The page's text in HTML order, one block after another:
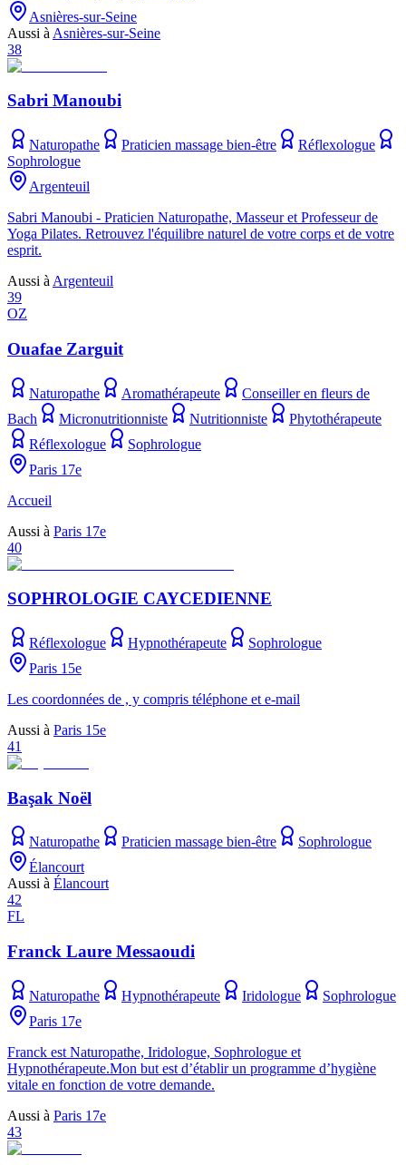
Asnières-sur-Seine
Aussi à Asnières-sur-Seine
38
Sabri Manoubi
Naturopathe Praticien massage bien-être
Réflexologue
Sophrologue
Argenteuil
Sabri Manoubi - Praticien Naturopathe, Masseur et Professeur de
Yoga Pilates. Retrouvez l'équilibre naturel de votre corps et de votre
esprit.
Aussi à Argenteuil
39
OZ
Ouafae Zarguit
Naturopathe Aromathérapeute
Conseiller en fleurs de
Bach
Micronutritionniste Nutritionniste
Phytothérapeute
Réflexologue
Sophrologue
Paris 17e
Accueil
Aussi à Paris 17e
40
SOPHROLOGIE CAYCEDIENNE
Réflexologue Hypnothérapeute
Sophrologue
Paris 15e
Les coordonnées de , y compris téléphone et e-mail
Aussi à Paris 15e
41
Başak Noël
Naturopathe Praticien massage bien-être
Sophrologue
Élancourt
Aussi à Élancourt
42
FL
Franck Laure Messaoudi
Naturopathe Hypnothérapeute Iridologue
Sophrologue
Paris 17e
Franck est Naturopathe, Iridologue, Sophrologue et
Hypnothérapeute.Mon but est d’établir un programme d’hygiène
vitale en fonction de votre demande.
Aussi à Paris 17e
43